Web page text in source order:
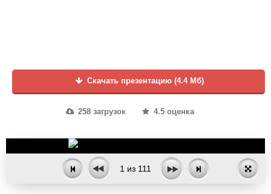
Скачать презентацию (4.4 Мб)
258 загрузок 4.5 оценка
1 из 111